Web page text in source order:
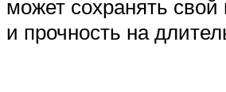
может сохранять
и прочность на